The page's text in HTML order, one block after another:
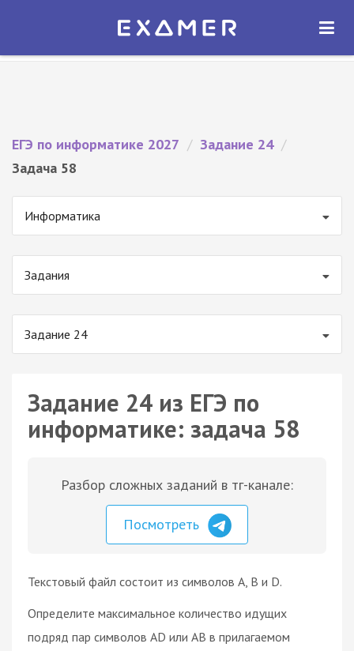
Экзамер — ЕГЭ 2027
ОТКРЫТЬ
ЕГЭ по информатике 2027 / Задание 24 /
Задача 58
Информатика
Задания
Задание 24
Задание 24 из ЕГЭ по
информатике: задача 58
Разбор сложных заданий в тг-канале:
Посмотреть
Текстовый файл состоит из символов A, B и D.
Определите максимальное количество идущих
подряд пар символов AD или AB в прилагаемом